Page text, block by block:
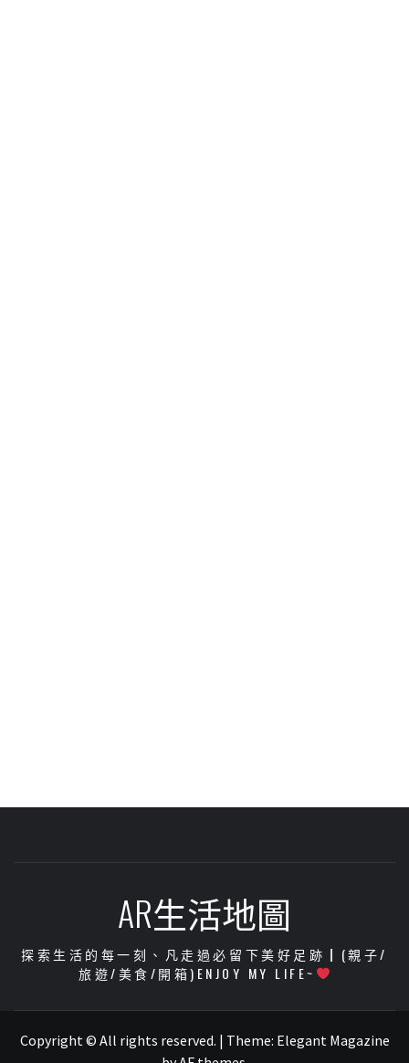
AR生活地圖
探索生活的每一刻、凡走過必留下美好足跡┃(親子/
旅遊/美食/開箱)ENJOY MY LIFE~
Copyright © All rights reserved. | Theme: Elegant Magazine